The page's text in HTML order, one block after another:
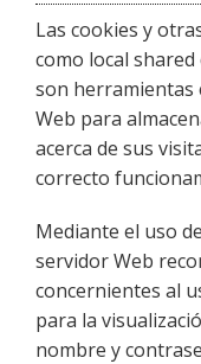
Las cookies y
como local
son herramientas
Web para
acerca de sus
correcto
Mediante el uso
servidor Web
concernientes al
para la
nombre y